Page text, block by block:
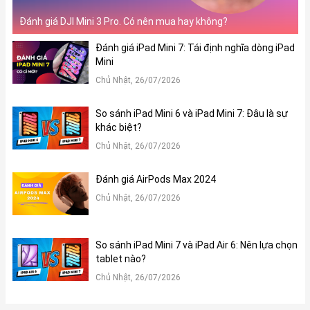
3, Hiệu năng của iPad Pro M2 2022 như thế nào?
iPad Pro M2 2022 sở hữu hiệu năng cực khủng với con chip M2
đúng như tên gọi của mình. Con chip vô cùng mạnh mẽ này sở
suất đa luồng nhanh hơn 18% và tốc độ xử lý đồ họa nhanh hơn
tới 35% , đáp ứng các tác vụ AI, AR nhanh hơn 40% so với con
chip M1 nhờ cải tiến các lõi Neural Engine.
Đánh giá DJI Mini 3 Pro. Có nên mua hay không?
Đánh giá iPad Mini 7: Tái định nghĩa dòng iPad
Mini
Chủ Nhật, 26/07/2026
So sánh iPad Mini 6 và iPad Mini 7: Đâu là sự
khác biệt?
Chủ Nhật, 26/07/2026
Đánh giá AirPods Max 2024
Chủ Nhật, 26/07/2026
So sánh iPad Mini 7 và iPad Air 6: Nên lựa chọn
tablet nào?
Chủ Nhật, 26/07/2026